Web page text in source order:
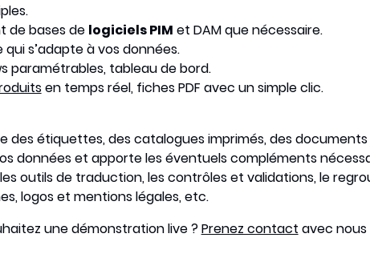
de bases de logiciels PIM et DAM que nécessaire.
s’adapte à vos données.
paramétrables, tableau de bord.
en temps réel, fiches PDF avec un simple clic.
des étiquettes, des catalogues imprimés, des
données et apporte les éventuels compléments
outils de traduction, les contrôles et validations, le
logos et mentions légales, etc.
une démonstration live ?Prenez contact avec nous